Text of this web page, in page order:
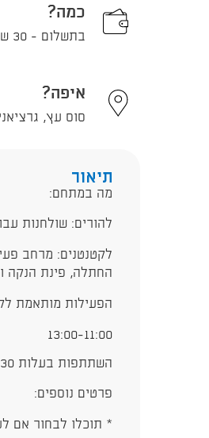
כמה?
בתשלום - 30 ש"ח
איפה?
סוס עץ, גרציאני יצחק
תיאור
מה במתחם:
להורים: שולחנות
לקטנטנים: מרחב
החתלה, פינת הנקה
הפעילות מותאמת
13:00-11:00
השתתפות בעלות 30 ש"ח (הורה+תינוק) לשעתיים.
פרטים נוספים:
* תוכלו לבחור אם